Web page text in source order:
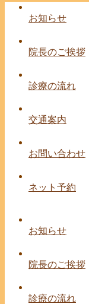
お知らせ
院長のご挨拶
診療の流れ
交通案内
お問い合わせ
ネット予約
お知らせ
院長のご挨拶
診療の流れ